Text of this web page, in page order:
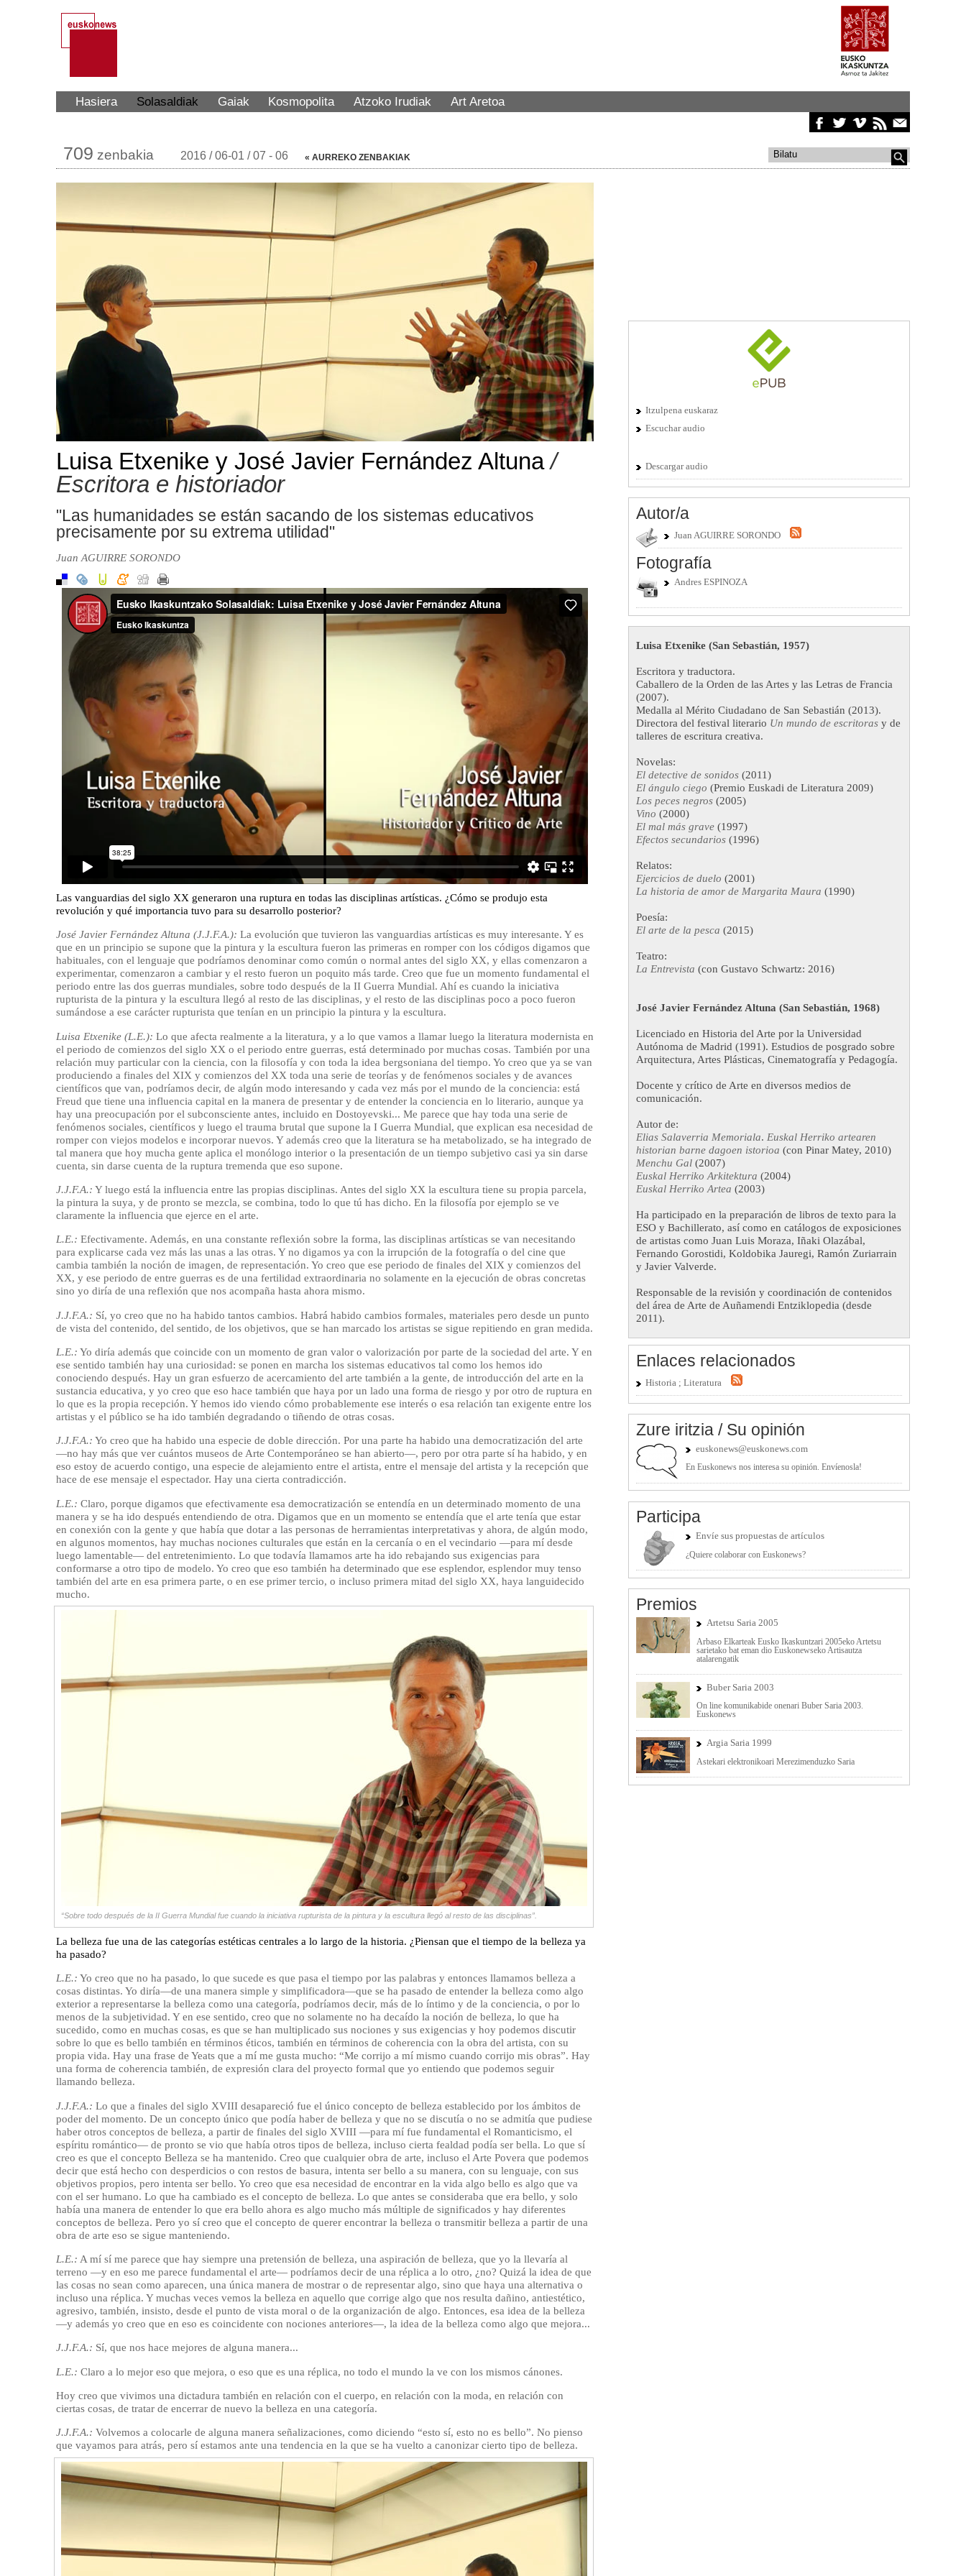
Hasiera Solasaldiak Gaiak Kosmopolita Atzoko Irudiak Art Aretoa
709 zenbakia 2016 / 06-01 / 07 - 06 « AURREKO ZENBAKIAK
Luisa Etxenike y José Javier Fernández Altuna/
Escritora e historiador
"Las humanidades se están sacando de los sistemas educativos
precisamente por su extrema utilidad"
Juan AGUIRRE SORONDO
Las vanguardias del siglo XX generaron una ruptura en todas las disciplinas artísticas. ¿Cómo se produjo esta
revolución y qué importancia tuvo para su desarrollo posterior?
José Javier Fernández Altuna (J.J.F.A.): La evolución que tuvieron las vanguardias artísticas es muy interesante. Y es
que en un principio se supone que la pintura y la escultura fueron las primeras en romper con los códigos digamos que
habituales, con el lenguaje que podríamos denominar como común o normal antes del siglo XX, y ellas comenzaron a
experimentar, comenzaron a cambiar y el resto fueron un poquito más tarde. Creo que fue un momento fundamental el
periodo entre las dos guerras mundiales, sobre todo después de la II Guerra Mundial. Ahí es cuando la iniciativa
rupturista de la pintura y la escultura llegó al resto de las disciplinas, y el resto de las disciplinas poco a poco fueron
sumándose a ese carácter rupturista que tenían en un principio la pintura y la escultura.
Luisa Etxenike (L.E.): Lo que afecta realmente a la literatura, y a lo que vamos a llamar luego la literatura modernista en
el periodo de comienzos del siglo XX o el periodo entre guerras, está determinado por muchas cosas. También por una
relación muy particular con la ciencia, con la filosofía y con toda la idea bergsoniana del tiempo. Yo creo que ya se van
produciendo a finales del XIX y comienzos del XX toda una serie de teorías y de fenómenos sociales y de avances
científicos que van, podríamos decir, de algún modo interesando y cada vez más por el mundo de la conciencia: está
Freud que tiene una influencia capital en la manera de presentar y de entender la conciencia en lo literario, aunque ya
hay una preocupación por el subconsciente antes, incluido en Dostoyevski... Me parece que hay toda una serie de
fenómenos sociales, científicos y luego el trauma brutal que supone la I Guerra Mundial, que explican esa necesidad de
romper con viejos modelos e incorporar nuevos. Y además creo que la literatura se ha metabolizado, se ha integrado de
tal manera que hoy mucha gente aplica el monólogo interior o la presentación de un tiempo subjetivo casi ya sin darse
cuenta, sin darse cuenta de la ruptura tremenda que eso supone.
J.J.F.A.: Y luego está la influencia entre las propias disciplinas. Antes del siglo XX la escultura tiene su propia parcela,
la pintura la suya, y de pronto se mezcla, se combina, todo lo que tú has dicho. En la filosofía por ejemplo se ve
claramente la influencia que ejerce en el arte.
L.E.: Efectivamente. Además, en una constante reflexión sobre la forma, las disciplinas artísticas se van necesitando
para explicarse cada vez más las unas a las otras. Y no digamos ya con la irrupción de la fotografía o del cine que
cambia también la noción de imagen, de representación. Yo creo que ese periodo de finales del XIX y comienzos del
XX, y ese periodo de entre guerras es de una fertilidad extraordinaria no solamente en la ejecución de obras concretas
sino yo diría de una reflexión que nos acompaña hasta ahora mismo.
J.J.F.A.: Sí, yo creo que no ha habido tantos cambios. Habrá habido cambios formales, materiales pero desde un punto
de vista del contenido, del sentido, de los objetivos, que se han marcado los artistas se sigue repitiendo en gran medida.
L.E.: Yo diría además que coincide con un momento de gran valor o valorización por parte de la sociedad del arte. Y en
ese sentido también hay una curiosidad: se ponen en marcha los sistemas educativos tal como los hemos ido
conociendo después. Hay un gran esfuerzo de acercamiento del arte también a la gente, de introducción del arte en la
sustancia educativa, y yo creo que eso hace también que haya por un lado una forma de riesgo y por otro de ruptura en
lo que es la propia recepción. Y hemos ido viendo cómo probablemente ese interés o esa relación tan exigente entre los
artistas y el público se ha ido también degradando o tiñendo de otras cosas.
J.J.F.A.: Yo creo que ha habido una especie de doble dirección. Por una parte ha habido una democratización del arte
—no hay más que ver cuántos museos de Arte Contemporáneo se han abierto—, pero por otra parte sí ha habido, y en
eso estoy de acuerdo contigo, una especie de alejamiento entre el artista, entre el mensaje del artista y la recepción que
hace de ese mensaje el espectador. Hay una cierta contradicción.
L.E.: Claro, porque digamos que efectivamente esa democratización se entendía en un determinado momento de una
manera y se ha ido después entendiendo de otra. Digamos que en un momento se entendía que el arte tenía que estar
en conexión con la gente y que había que dotar a las personas de herramientas interpretativas y ahora, de algún modo,
en algunos momentos, hay muchas nociones culturales que están en la cercanía o en el vecindario —para mí desde
luego lamentable— del entretenimiento. Lo que todavía llamamos arte ha ido rebajando sus exigencias para
conformarse a otro tipo de modelo. Yo creo que eso también ha determinado que ese esplendor, esplendor muy tenso
también del arte en esa primera parte, o en ese primer tercio, o incluso primera mitad del siglo XX, haya languidecido
mucho.
“Sobre todo después de la II Guerra Mundial fue cuando la iniciativa rupturista de la pintura y la escultura llegó al resto de las disciplinas”.
La belleza fue una de las categorías estéticas centrales a lo largo de la historia. ¿Piensan que el tiempo de la belleza ya
ha pasado?
L.E.: Yo creo que no ha pasado, lo que sucede es que pasa el tiempo por las palabras y entonces llamamos belleza a
cosas distintas. Yo diría—de una manera simple y simplificadora—que se ha pasado de entender la belleza como algo
exterior a representarse la belleza como una categoría, podríamos decir, más de lo íntimo y de la conciencia, o por lo
menos de la subjetividad. Y en ese sentido, creo que no solamente no ha decaído la noción de belleza, lo que ha
sucedido, como en muchas cosas, es que se han multiplicado sus nociones y sus exigencias y hoy podemos discutir
sobre lo que es bello también en términos éticos, también en términos de coherencia con la obra del artista, con su
propia vida. Hay una frase de Yeats que a mí me gusta mucho: “Me corrijo a mí mismo cuando corrijo mis obras”. Hay
una forma de coherencia también, de expresión clara del proyecto formal que yo entiendo que podemos seguir
llamando belleza.
J.J.F.A.: Lo que a finales del siglo XVIII desapareció fue el único concepto de belleza establecido por los ámbitos de
poder del momento. De un concepto único que podía haber de belleza y que no se discutía o no se admitía que pudiese
haber otros conceptos de belleza, a partir de finales del siglo XVIII —para mí fue fundamental el Romanticismo, el
espíritu romántico— de pronto se vio que había otros tipos de belleza, incluso cierta fealdad podía ser bella. Lo que sí
creo es que el concepto Belleza se ha mantenido. Creo que cualquier obra de arte, incluso el Arte Povera que podemos
decir que está hecho con desperdicios o con restos de basura, intenta ser bello a su manera, con su lenguaje, con sus
objetivos propios, pero intenta ser bello. Yo creo que esa necesidad de encontrar en la vida algo bello es algo que va
con el ser humano. Lo que ha cambiado es el concepto de belleza. Lo que antes se consideraba que era bello, y solo
había una manera de entender lo que era bello ahora es algo mucho más múltiple de significados y hay diferentes
conceptos de belleza. Pero yo sí creo que el concepto de querer encontrar la belleza o transmitir belleza a partir de una
obra de arte eso se sigue manteniendo.
L.E.: A mí sí me parece que hay siempre una pretensión de belleza, una aspiración de belleza, que yo la llevaría al
terreno —y en eso me parece fundamental el arte— podríamos decir de una réplica a lo otro, ¿no? Quizá la idea de que
las cosas no sean como aparecen, una única manera de mostrar o de representar algo, sino que haya una alternativa o
incluso una réplica. Y muchas veces vemos la belleza en aquello que corrige algo que nos resulta dañino, antiestético,
agresivo, también, insisto, desde el punto de vista moral o de la organización de algo. Entonces, esa idea de la belleza
—y además yo creo que en eso es coincidente con nociones anteriores—, la idea de la belleza como algo que mejora...
J.J.F.A.: Sí, que nos hace mejores de alguna manera...
L.E.: Claro a lo mejor eso que mejora, o eso que es una réplica, no todo el mundo la ve con los mismos cánones.
Hoy creo que vivimos una dictadura también en relación con el cuerpo, en relación con la moda, en relación con
ciertas cosas, de tratar de encerrar de nuevo la belleza en una categoría.
J.J.F.A.: Volvemos a colocarle de alguna manera señalizaciones, como diciendo “esto sí, esto no es bello”. No pienso
que vayamos para atrás, pero sí estamos ante una tendencia en la que se ha vuelto a canonizar cierto tipo de belleza.
Itzulpena euskaraz
Escuchar audio
Descargar audio
Autor/a
Juan AGUIRRE SORONDO
Fotografía
Andres ESPINOZA
Luisa Etxenike (San Sebastián, 1957)
Escritora y traductora.
Caballero de la Orden de las Artes y las Letras de Francia
(2007).
Medalla al Mérito Ciudadano de San Sebastián (2013).
Directora del festival literario Un mundo de escritoras y de
talleres de escritura creativa.
Novelas:
El detective de sonidos(2011)
El ángulo ciego (Premio Euskadi de Literatura 2009)
Los peces negros (2005)
Vino (2000)
El mal más grave (1997)
Efectos secundarios (1996)
Relatos:
Ejercicios de duelo (2001)
La historia de amor de Margarita Maura (1990)
Poesía:
El arte de la pesca (2015)
Teatro:
La Entrevista (con Gustavo Schwartz: 2016)
José Javier Fernández Altuna (San Sebastián, 1968)
Licenciado en Historia del Arte por la Universidad
Autónoma de Madrid (1991). Estudios de posgrado sobre
Arquitectura, Artes Plásticas, Cinematografía y Pedagogía.
Docente y crítico de Arte en diversos medios de
comunicación.
Autor de:
Elias Salaverria Memoriala. Euskal Herriko artearen
historian barne dagoen istorioa (con Pinar Matey, 2010)
Menchu Gal (2007)
Euskal Herriko Arkitektura (2004)
Euskal Herriko Artea (2003)
Ha participado en la preparación de libros de texto para la
ESO y Bachillerato, así como en catálogos de exposiciones
de artistas como Juan Luis Moraza, Iñaki Olazábal,
Fernando Gorostidi, Koldobika Jauregi, Ramón Zuriarrain
y Javier Valverde.
Responsable de la revisión y coordinación de contenidos
del área de Arte de Auñamendi Entziklopedia (desde
2011).
Enlaces relacionados
Historia ; Literatura
Zure iritzia / Su opinión
euskonews@euskonews.com
En Euskonews nos interesa su opinión. Envíenosla!
Participa
Envíe sus propuestas de artículos
¿Quiere colaborar con Euskonews?
Premios
Artetsu Saria 2005
Arbaso Elkarteak Eusko Ikaskuntzari 2005eko Artetsu
sarietako bat eman dio Euskonewseko Artisautza
atalarengatik
Buber Saria 2003
On line komunikabide onenari Buber Saria 2003.
Euskonews
Argia Saria 1999
Astekari elektronikoari Merezimenduzko Saria